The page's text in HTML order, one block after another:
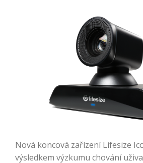
Nová koncová zařízení Lifesize
výsledkem výzkumu chování